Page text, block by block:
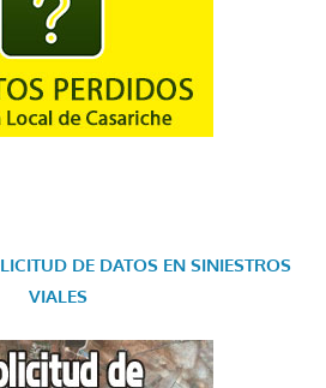
DE DATOS EN SINIESTROS
VIALES